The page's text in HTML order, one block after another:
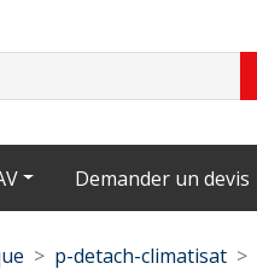
Demander un devis
p-detach-climatisat